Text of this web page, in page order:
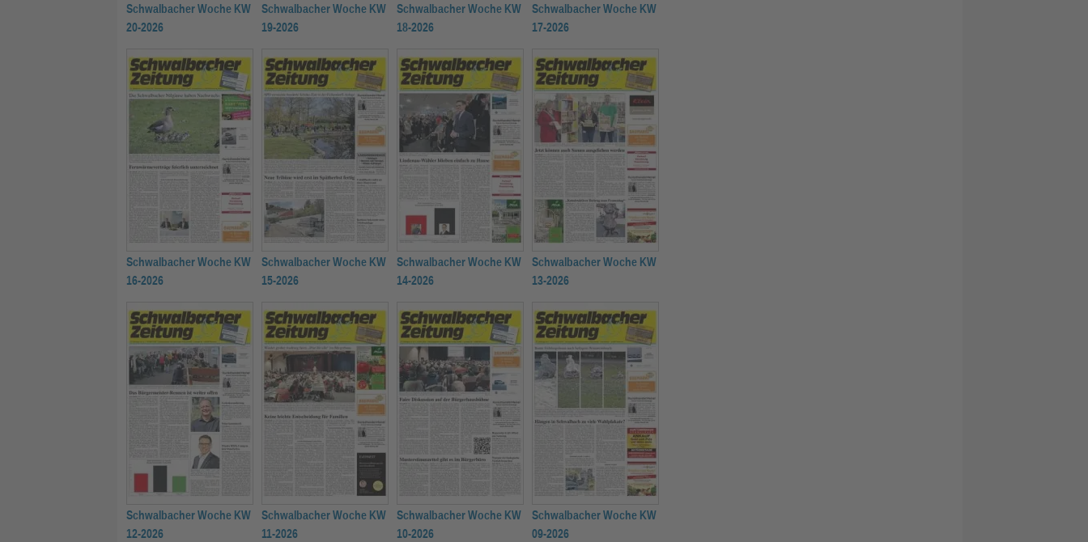
Schwalbacher Woche KW
20-2026
Schwalbacher Woche KW
19-2026
Schwalbacher Woche KW
18-2026
Schwalbacher Woche KW
17-2026
Schwalbacher Woche KW
16-2026
Schwalbacher Woche KW
15-2026
Schwalbacher Woche KW
14-2026
Schwalbacher Woche KW
13-2026
Schwalbacher Woche KW
12-2026
Schwalbacher Woche KW
11-2026
Schwalbacher Woche KW
10-2026
Schwalbacher Woche KW
09-2026